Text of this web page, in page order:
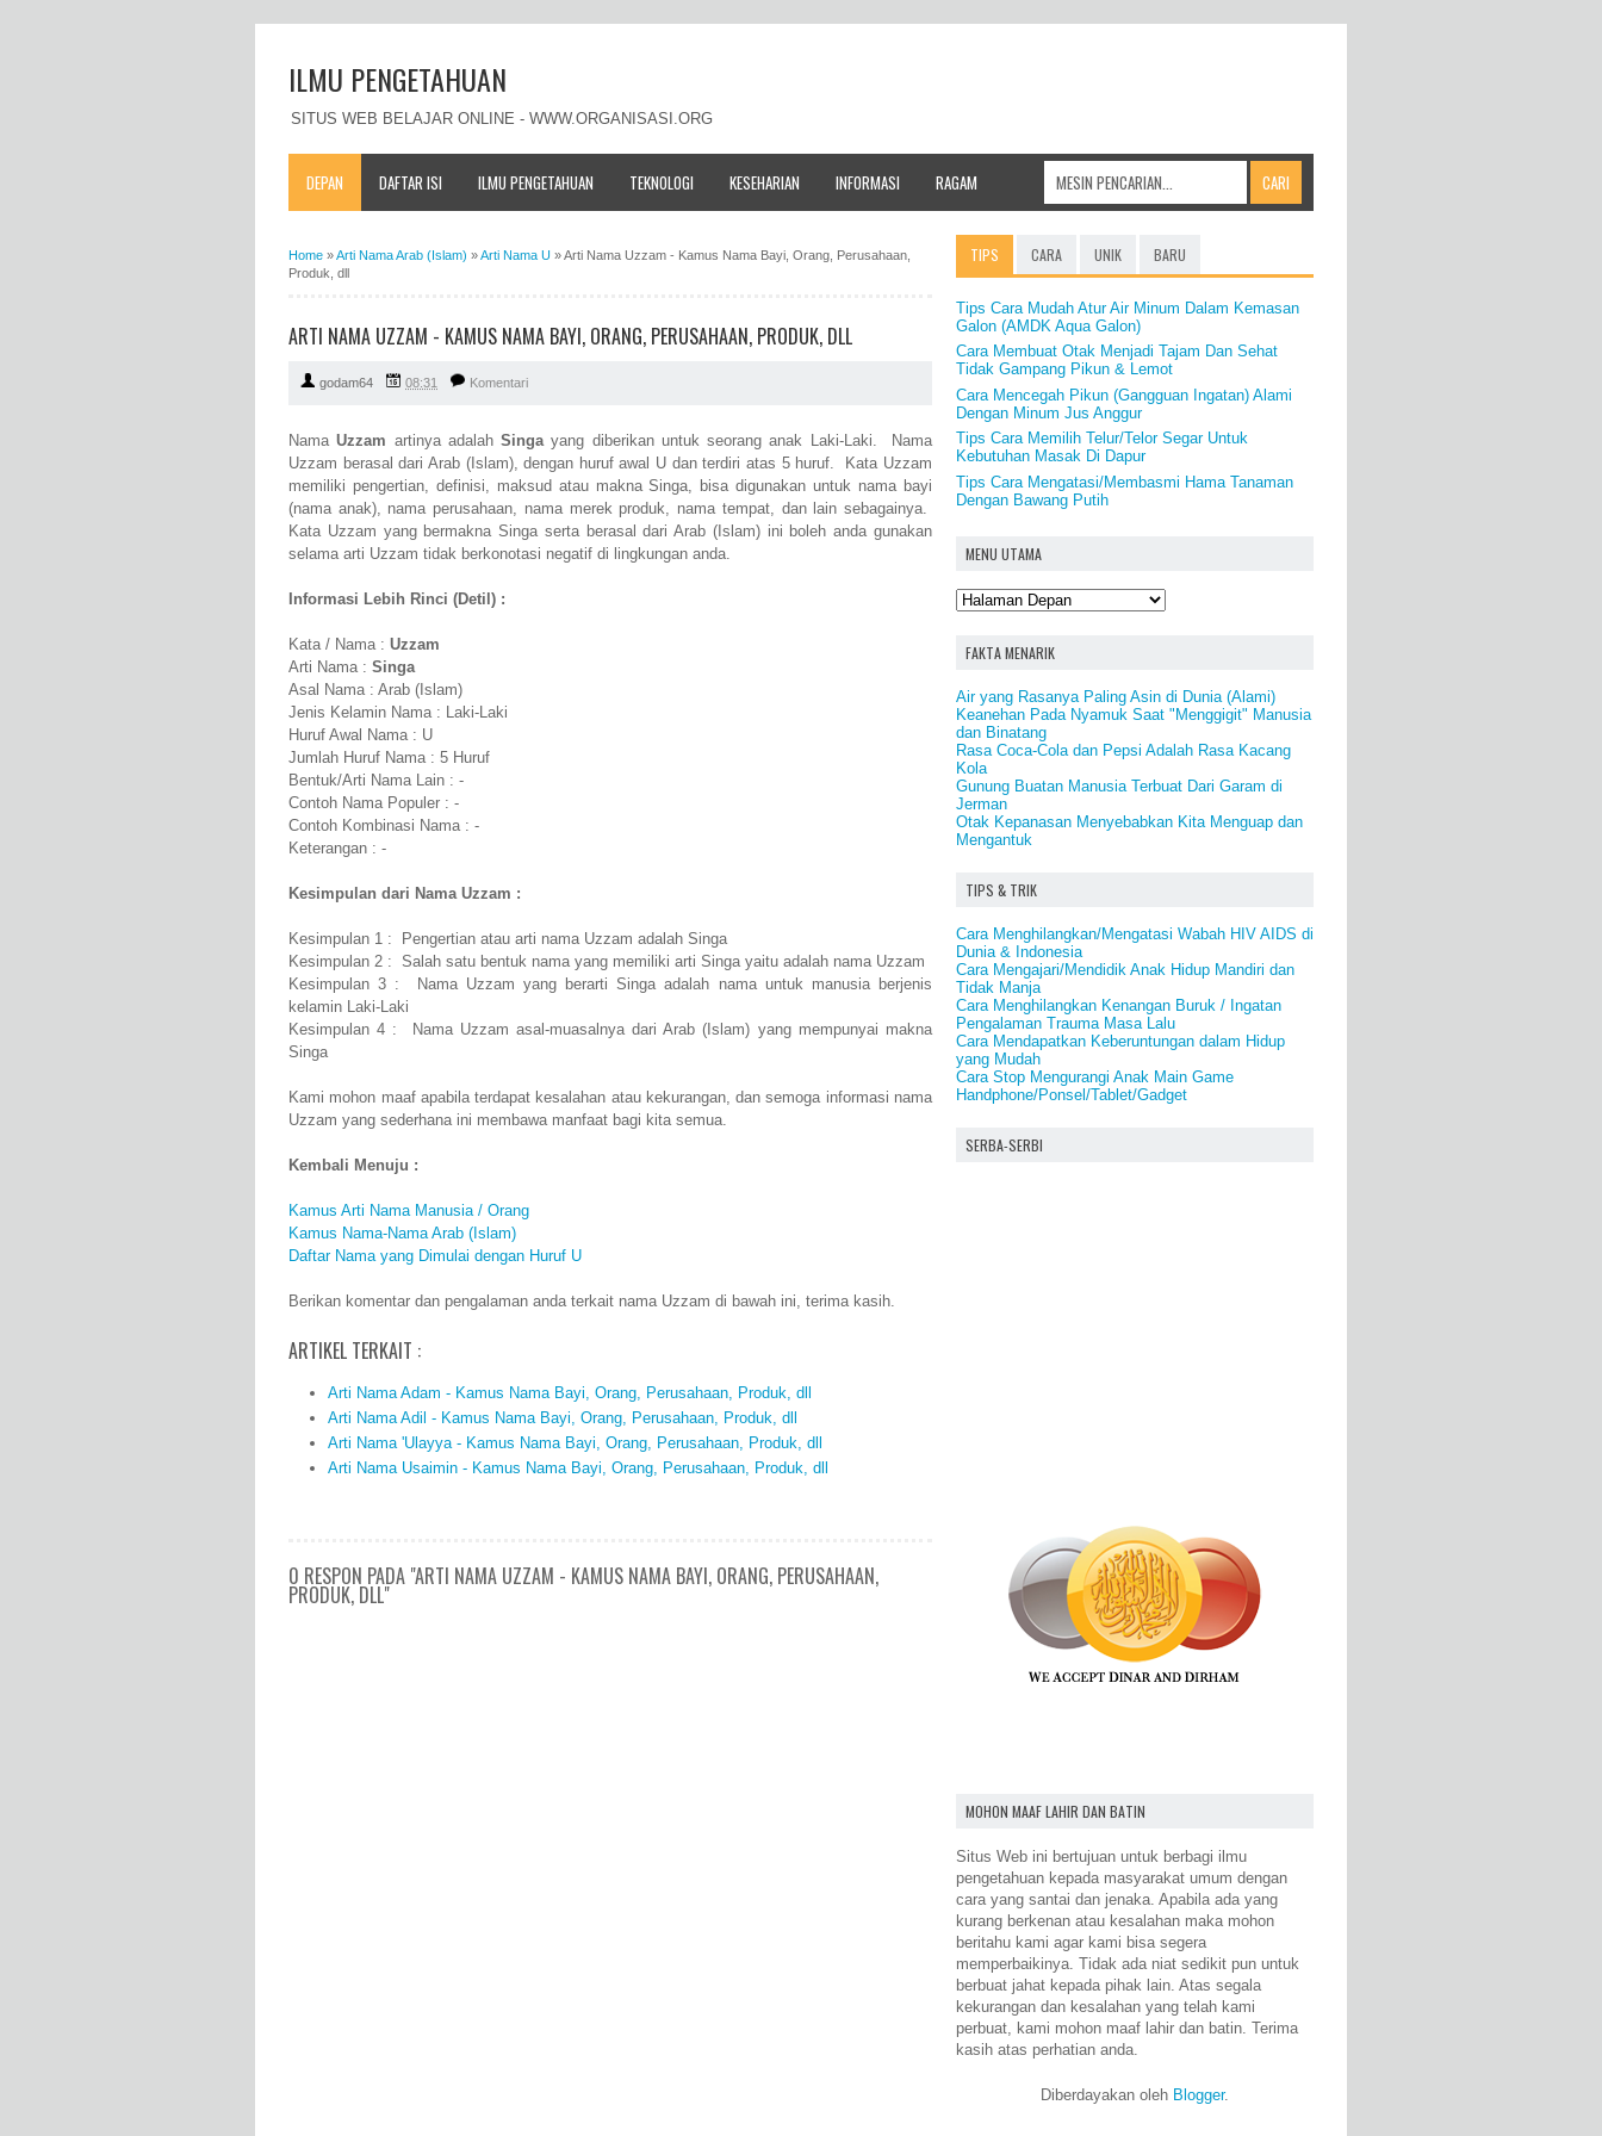
ILMU PENGETAHUAN
SITUS WEB BELAJAR ONLINE - WWW.ORGANISASI.ORG
DEPAN DAFTAR ISI ILMU PENGETAHUAN TEKNOLOGI KESEHARIAN INFORMASI RAGAM
Home »Arti Nama Arab (Islam) »Arti Nama U »Arti Nama Uzzam - Kamus Nama Bayi, Orang, Perusahaan,
Produk, dll
ARTI NAMA UZZAM - KAMUS NAMA BAYI, ORANG, PERUSAHAAN, PRODUK, DLL
godam64 08:31 Komentari
NamaUzzam artinya adalah Singayang diberikan untuk seorang anak Laki-Laki. Nama
Uzzam berasal dari Arab (Islam), dengan huruf awal U dan terdiri atas 5 huruf. Kata Uzzam
memiliki pengertian, definisi, maksud atau makna Singa, bisa digunakan untuk nama bayi
(nama anak), nama perusahaan, nama merek produk, nama tempat, dan lain sebagainya.
Kata Uzzam yang bermakna Singa serta berasal dari Arab (Islam) ini boleh anda gunakan
selama arti Uzzam tidak berkonotasi negatif di lingkungan anda.
Informasi Lebih Rinci (Detil) :
Kata / Nama : Uzzam
Arti Nama : Singa
Asal Nama : Arab (Islam)
Jenis Kelamin Nama : Laki-Laki
Huruf Awal Nama : U
Jumlah Huruf Nama : 5 Huruf
Bentuk/Arti Nama Lain : -
Contoh Nama Populer : -
Contoh Kombinasi Nama : -
Keterangan : -
Kesimpulan dari Nama Uzzam :
Kesimpulan 1 : Pengertian atau arti nama Uzzam adalah Singa
Kesimpulan 2 : Salah satu bentuk nama yang memiliki arti Singa yaitu adalah nama Uzzam
Kesimpulan 3 : Nama Uzzam yang berarti Singa adalah nama untuk manusia berjenis
kelamin Laki-Laki
Kesimpulan 4 : Nama Uzzam asal-muasalnya dari Arab (Islam) yang mempunyai makna
Singa
Kami mohon maaf apabila terdapat kesalahan atau kekurangan, dan semoga informasi nama
Uzzam yang sederhana ini membawa manfaat bagi kita semua.
Kembali Menuju :
Kamus Arti Nama Manusia / Orang
Kamus Nama-Nama Arab (Islam)
Daftar Nama yang Dimulai dengan Huruf U
Berikan komentar dan pengalaman anda terkait nama Uzzam di bawah ini, terima kasih.
ARTIKEL TERKAIT :
Arti Nama Adam - Kamus Nama Bayi, Orang, Perusahaan, Produk, dll
Arti Nama Adil - Kamus Nama Bayi, Orang, Perusahaan, Produk, dll
Arti Nama 'Ulayya - Kamus Nama Bayi, Orang, Perusahaan, Produk, dll
Arti Nama Usaimin - Kamus Nama Bayi, Orang, Perusahaan, Produk, dll
0 RESPON PADA "ARTI NAMA UZZAM - KAMUS NAMA BAYI, ORANG, PERUSAHAAN,
PRODUK, DLL"
TIPS CARA UNIK BARU
Tips Cara Mudah Atur Air Minum Dalam Kemasan
Galon (AMDK Aqua Galon)
Cara Membuat Otak Menjadi Tajam Dan Sehat
Tidak Gampang Pikun & Lemot
Cara Mencegah Pikun (Gangguan Ingatan) Alami
Dengan Minum Jus Anggur
Tips Cara Memilih Telur/Telor Segar Untuk
Kebutuhan Masak Di Dapur
Tips Cara Mengatasi/Membasmi Hama Tanaman
Dengan Bawang Putih
MENU UTAMA
FAKTA MENARIK
Air yang Rasanya Paling Asin di Dunia (Alami)
Keanehan Pada Nyamuk Saat "Menggigit" Manusia
dan Binatang
Rasa Coca-Cola dan Pepsi Adalah Rasa Kacang
Kola
Gunung Buatan Manusia Terbuat Dari Garam di
Jerman
Otak Kepanasan Menyebabkan Kita Menguap dan
Mengantuk
TIPS & TRIK
Cara Menghilangkan/Mengatasi Wabah HIV AIDS di
Dunia & Indonesia
Cara Mengajari/Mendidik Anak Hidup Mandiri dan
Tidak Manja
Cara Menghilangkan Kenangan Buruk / Ingatan
Pengalaman Trauma Masa Lalu
Cara Mendapatkan Keberuntungan dalam Hidup
yang Mudah
Cara Stop Mengurangi Anak Main Game
Handphone/Ponsel/Tablet/Gadget
SERBA-SERBI
MOHON MAAF LAHIR DAN BATIN
Situs Web ini bertujuan untuk berbagi ilmu
pengetahuan kepada masyarakat umum dengan
cara yang santai dan jenaka. Apabila ada yang
kurang berkenan atau kesalahan maka mohon
beritahu kami agar kami bisa segera
memperbaikinya. Tidak ada niat sedikit pun untuk
berbuat jahat kepada pihak lain. Atas segala
kekurangan dan kesalahan yang telah kami
perbuat, kami mohon maaf lahir dan batin. Terima
kasih atas perhatian anda.
Diberdayakan oleh Blogger.